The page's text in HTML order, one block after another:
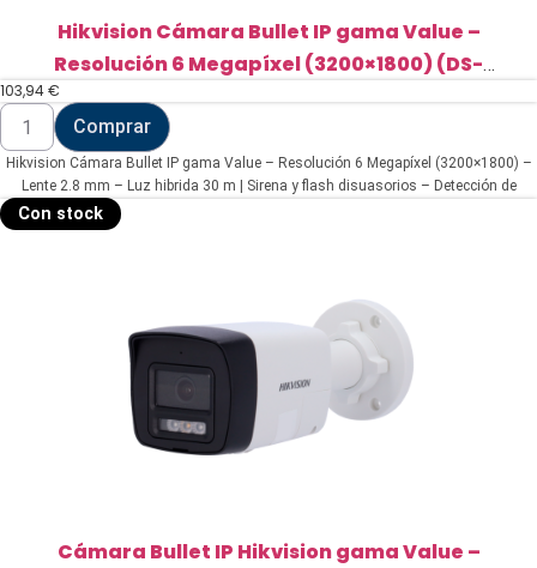
Hikvision Cámara Bullet IP gama Value –
Resolución 6 Megapíxel (3200×1800) (DS-
2CD1063G2-LIUF/SL(2.8mm))
103,94€
Hikvision
Cámara
Bullet
IP
gama
Value
-
LIUF/SL(2.8mm))
Comprar
Hikvision Cámara Bullet IP gama Value – Resolución 6 Megapíxel (3200×1800) –
Lente 2.8 mm – Luz hibrida 30 m | Sirena y flash disuasorios – Detección de
movimiento 2.0 | MicroSD – Micrófono y altavoz integrados | PoE | IP67
Con stock
Cámara Bullet IP Hikvision gama Value –